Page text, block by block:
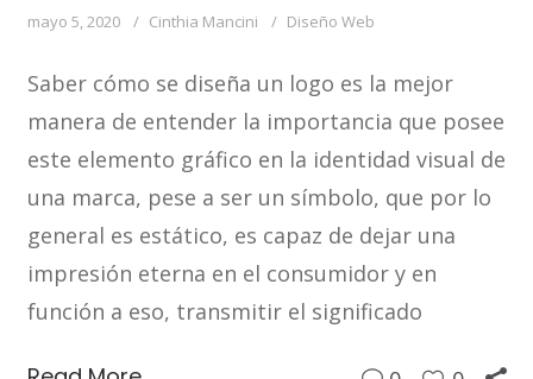
mayo 5, 2020 Cinthia Mancini Diseño Web
Saber cómo se diseña un logo es la mejor
manera de entender la importancia que posee
este elemento gráfico en la identidad visual de
una marca, pese a ser un símbolo, que por lo
general es estático, es capaz de dejar una
impresión eterna en el consumidor y en
función a eso, transmitir el significado